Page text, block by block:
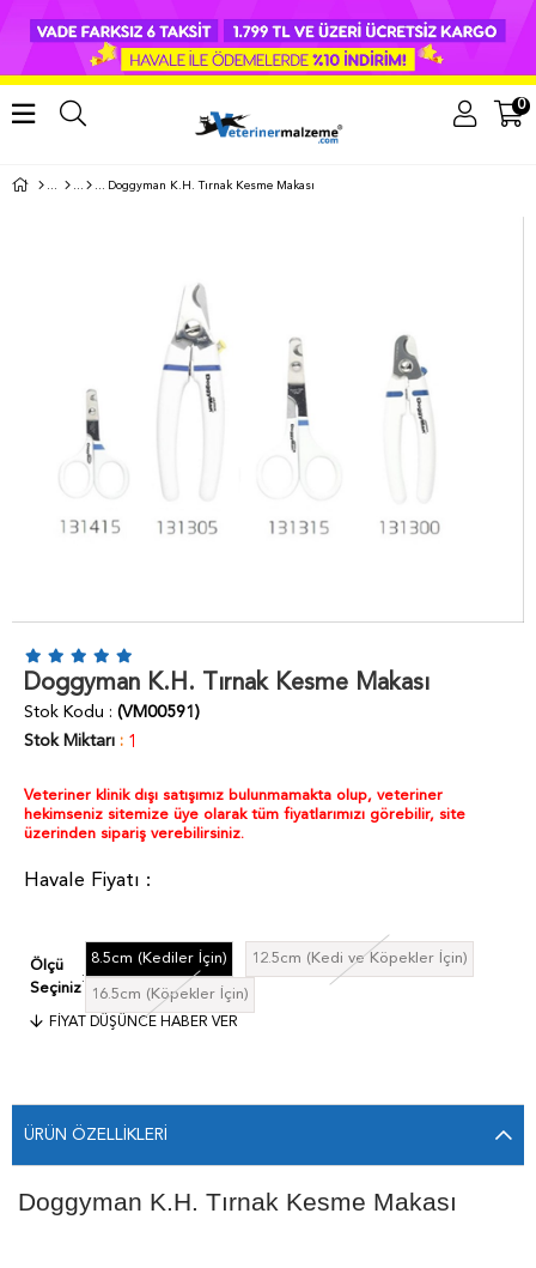
0
Doggyman K.H. Tırnak Kesme Makası
Doggyman K.H. Tırnak Kesme Makası
Stok Kodu
(VM00591)
Stok Miktarı : 1
Veteriner klinik dışı satışımız bulunmamakta olup, veteriner
hekimseniz sitemize üye olarak tüm fiyatlarımızı görebilir, site
üzerinden sipariş verebilirsiniz.
Ölçü
Seçiniz
:
8.5cm (Kediler İçin) 12.5cm (Kedi ve Köpekler İçin)
16.5cm (Köpekler İçin)
FIYAT DÜŞÜNCE HABER VER
ÜRÜN ÖZELLIKLERI
Doggyman K.H. Tırnak Kesme Makası